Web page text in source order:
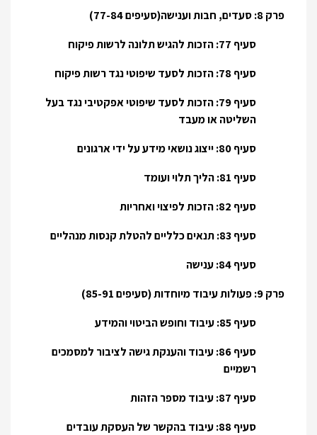
פרק 8: סעדים, חבות וענישה(סעיפים 77-84)
סעיף 77: הזכות להגיש תלונה לרשות פיקוח
סעיף 78: הזכות לסעד שיפוטי נגד רשות פיקוח
סעיף 79: הזכות לסעד שיפוטי אפקטיבי נגד בעל
השליטה או מעבד
סעיף 80: ייצוג נושאי מידע על ידי ארגונים
סעיף 81: הליך תלוי ועומד
סעיף 82: הזכות לפיצוי ואחריות
סעיף 83: תנאים כלליים להטלת קנסות מנהליים
סעיף 84: ענישה
פרק 9: פעולות עיבוד מיוחדות (סעיפים 85-91)
סעיף 85: עיבוד וחופש הביטוי והמידע
סעיף 86: עיבוד והענקת גישה לציבור למסמכים
רשמיים
סעיף 87: עיבוד מספר הזהות
סעיף 88: עיבוד בהקשר של העסקת עובדים